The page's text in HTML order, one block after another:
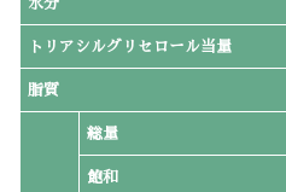
トリアシルグリセロール当量
脂質
総量
飽和